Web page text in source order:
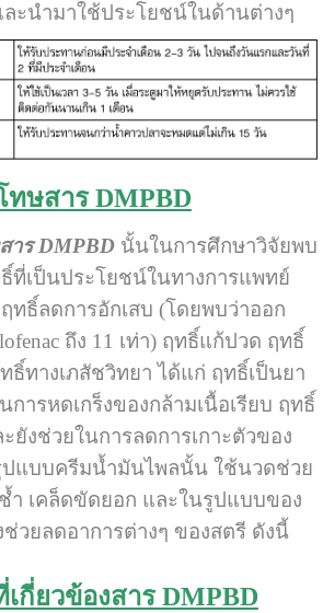
ะนำมาใช้ประโยชน์ในด้านต่างๆ
ษสาร DMPBD
าร DMPBDนั้นในการศึกษาวิจัยพบ
ที่เป็นประโยชน์ในทางการแพทย์
ทธิ์ลดการอักเสบ (โดยพบว่าออก
ถึง 11 เท่า) ฤทธิ์แก้ปวด ฤทธิ์
ทางเภสัชวิทยา ได้แก่ ฤทธิ์เป็นยา
ารหดเกร็งของกล้ามเนื้อเรียบ ฤทธิ์
ยังช่วยในการลดการเกาะตัวของ
ปแบบครีมน้ำมันไพลนั้น ใช้นวดช่วย
ำ เคล็ดขัดยอก และในรูปแบบของ
วยลดอาการต่างๆ ของสตรี ดังนี้
กี่ยวข้องสาร DMPBD